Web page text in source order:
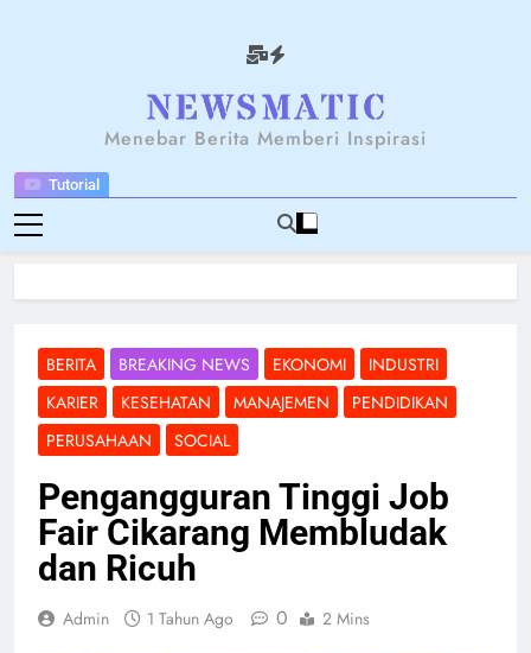
Tutorial
NEWSANTARA
Menebar Berita Memberi Inspirasi
BERITA BREAKING NEWS EKONOMI
INDUSTRI
KARIER
KESEHATAN MANAJEMEN
PENDIDIKAN
PERUSAHAAN
SOCIAL
Pengangguran Tinggi Job
Fair Cikarang Membludak
dan Ricuh
Admin 1 Tahun Ago 0 2 Mins